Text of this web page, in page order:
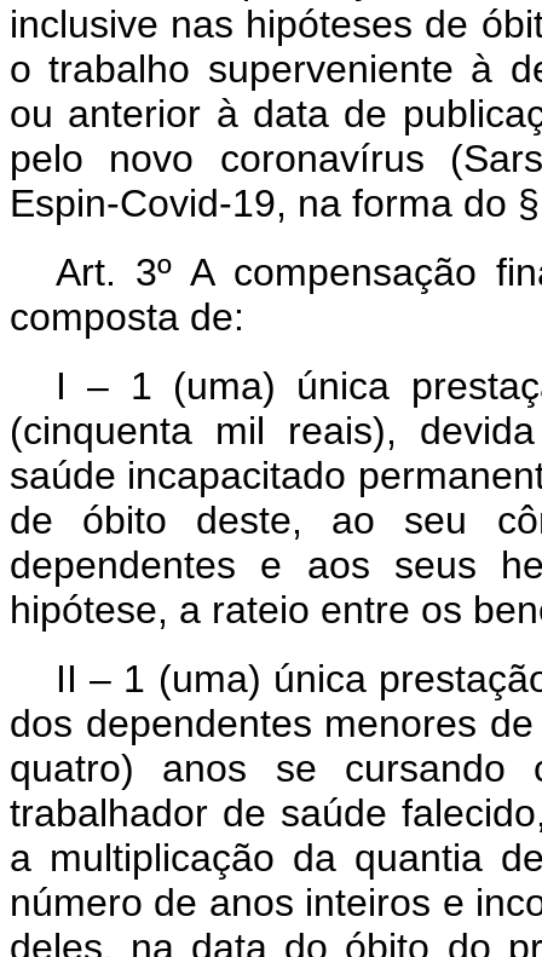
inclusive nas hipóteses de
o trabalho superveniente à
ou anterior à data de
pelo novo coronavírus
Espin-Covid-19, na forma do
Art. 3º A compensação
composta de:
I – 1 (uma) única
(cinquenta mil reais),
saúde incapacitado
de óbito deste, ao seu
dependentes e aos seus
hipótese, a rateio entre os
II – 1 (uma) única
dos dependentes menores
quatro) anos se cursando
trabalhador de saúde
a multiplicação da quantia
número de anos inteiros e
deles, na data do óbito do